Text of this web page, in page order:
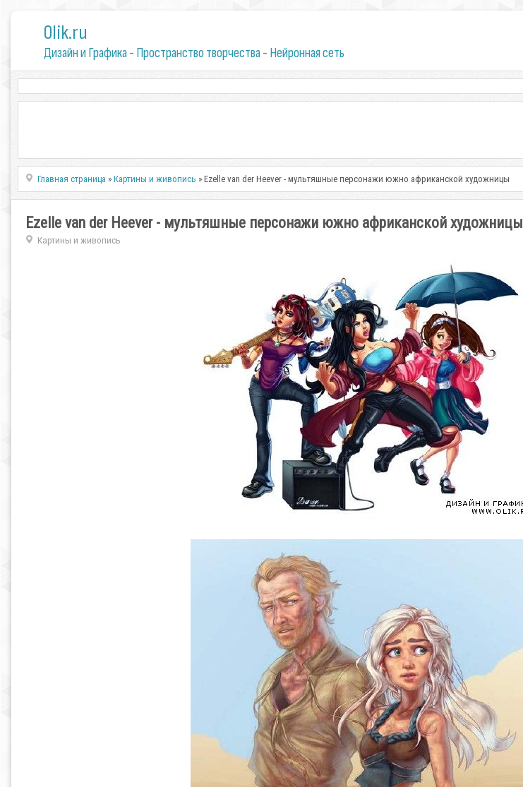
0lik.ru
Дизайн и Графика - Пространство творчества - Нейронная сеть
Главная страница »Картины и живопись » Ezelle van der Heever - мультяшные персонажи южно африканской художницы
Ezelle van der Heever - мультяшные персонажи южно африканской художницы
Картины и живопись